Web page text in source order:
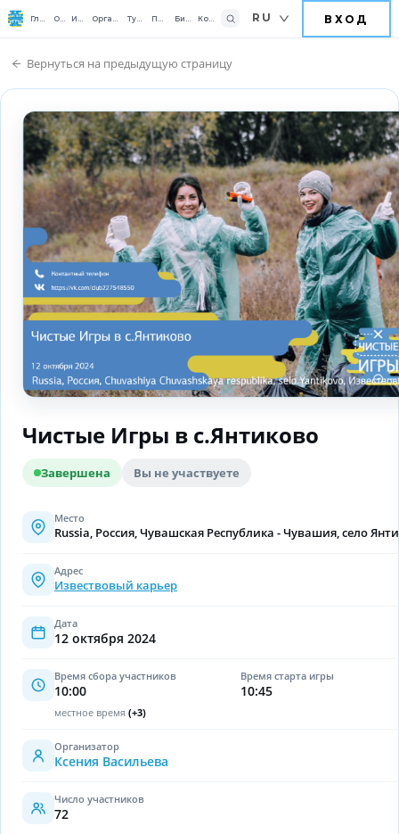
Контакты RU ВХОД
Вернуться на предыдущую страницу
Чистые Игры в с.Янтиково
Завершена Вы не участвуете
Место
Russia, Россия, Чувашская Республика - Чувашия, село
Адрес
Извествовый карьер
Дата
12 октября 2024
Время сбора участников
10:00
Время старта игры
10:45
местное время (+3)
Организатор
Ксения Васильева
Число участников
72